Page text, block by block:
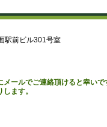
駅前ビル301号室
ールでご連絡頂けると幸いで
ます。